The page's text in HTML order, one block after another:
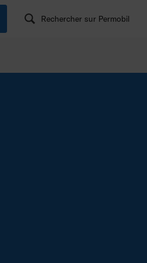
Rechercher sur Permobil